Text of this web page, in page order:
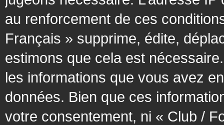
au renforcement de ces
Français » supprime, édite,
estimons que cela est
les informations que vous avez
données. Bien que ces
votre consentement, ni « Club /